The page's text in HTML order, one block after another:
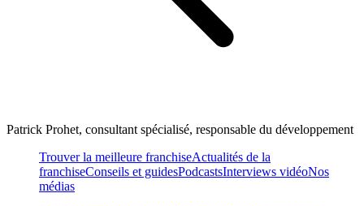
Patrick Prohet, consultant spécialisé, responsable du développement
Trouver la meilleure franchiseActualités de la
franchiseConseils et guidesPodcastsInterviews vidéoNos
médias